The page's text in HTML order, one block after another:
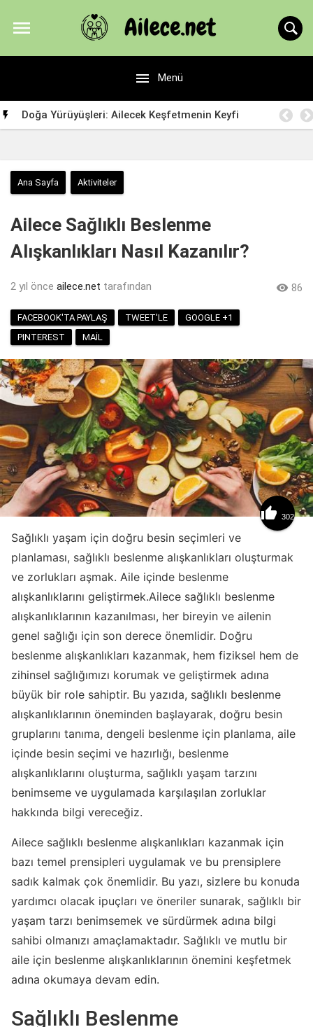

 Menü
 Doğa Yürüyüşleri: Ailecek Keşfetmenin Keyfi
Ana Sayfa Aktiviteler
Ailece Sağlıklı Beslenme
Alışkanlıkları Nasıl Kazanılır?
2 yıl önce ailece.net tarafından  86
FACEBOOK'TA PAYLAŞ TWEET'LE
GOOGLE +1
PINTEREST
MAIL
 302
Sağlıklı yaşam için doğru besin seçimleri ve
planlaması, sağlıklı beslenme alışkanlıkları oluşturmak
ve zorlukları aşmak. Aile içinde beslenme
alışkanlıklarını geliştirmek.Ailece sağlıklı beslenme
alışkanlıklarının kazanılması, her bireyin ve ailenin
genel sağlığı için son derece önemlidir. Doğru
beslenme alışkanlıkları kazanmak, hem fiziksel hem de
zihinsel sağlığımızı korumak ve geliştirmek adına
büyük bir role sahiptir. Bu yazıda, sağlıklı beslenme
alışkanlıklarının öneminden başlayarak, doğru besin
gruplarını tanıma, dengeli beslenme için planlama, aile
içinde besin seçimi ve hazırlığı, beslenme
alışkanlıklarını oluşturma, sağlıklı yaşam tarzını
benimseme ve uygulamada karşılaşılan zorluklar
hakkında bilgi vereceğiz.
Ailece sağlıklı beslenme alışkanlıkları kazanmak için
bazı temel prensipleri uygulamak ve bu prensiplere
sadık kalmak çok önemlidir. Bu yazı, sizlere bu konuda
yardımcı olacak ipuçları ve öneriler sunarak, sağlıklı bir
yaşam tarzı benimsemek ve sürdürmek adına bilgi
sahibi olmanızı amaçlamaktadır. Sağlıklı ve mutlu bir
aile için beslenme alışkanlıklarının önemini keşfetmek
adına okumaya devam edin.
Sağlıklı Beslenme